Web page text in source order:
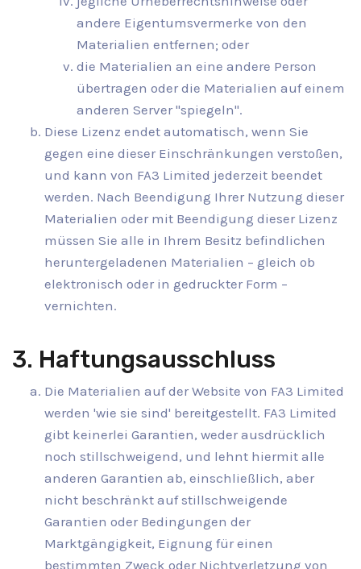
andere Eigentumsvermerke von den
Materialien entfernen; oder
die Materialien an eine andere Person
übertragen oder die Materialien auf einem
anderen Server "spiegeln".
Diese Lizenz endet automatisch, wenn Sie
gegen eine dieser Einschränkungen verstoßen,
und kann von FA3 Limited jederzeit beendet
werden. Nach Beendigung Ihrer Nutzung dieser
Materialien oder mit Beendigung dieser Lizenz
müssen Sie alle in Ihrem Besitz befindlichen
heruntergeladenen Materialien – gleich ob
elektronisch oder in gedruckter Form –
vernichten.
3. Haftungsausschluss
Die Materialien auf der Website von FA3 Limited
werden 'wie sie sind' bereitgestellt. FA3 Limited
gibt keinerlei Garantien, weder ausdrücklich
noch stillschweigend, und lehnt hiermit alle
anderen Garantien ab, einschließlich, aber
nicht beschränkt auf stillschweigende
Garantien oder Bedingungen der
Marktgängigkeit, Eignung für einen
bestimmten Zweck oder Nichtverletzung von